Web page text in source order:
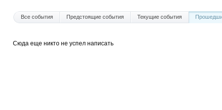
Все события Предстоящие события Текущие события
Сюда еще никто не успел написать